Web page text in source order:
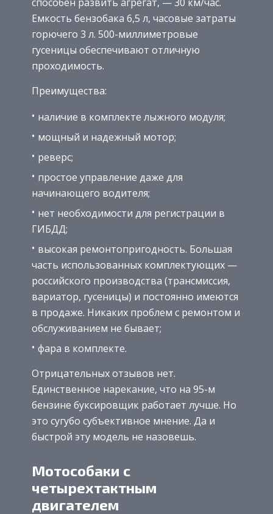
Емкость бензобака 6,5 л, часовые затраты
горючего 3 л. 500-миллиметровые
гусеницы обеспечивают отличную
проходимость.
Преимущества:
наличие в комплекте лыжного модуля;
мощный и надежный мотор;
реверс;
простое управление даже для
начинающего водителя;
нет необходимости для регистрации в
ГИБДД;
высокая ремонтопригодность. Большая
часть использованных комплектующих —
российского производства (трансмиссия,
вариатор, гусеницы) и постоянно имеются
в продаже. Никаких проблем с ремонтом и
обслуживанием не бывает;
фара в комплекте.
Отрицательных отзывов нет.
Единственное нарекание, что на 95-м
бензине буксировщик работает лучше. Но
это сугубо субъективное мнение. Да и
быстрой эту модель не назовешь.
Мотособаки с
четырехтактным
двигателем